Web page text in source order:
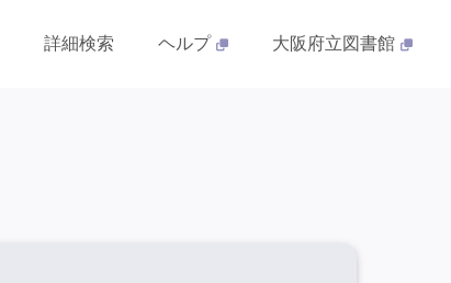
詳細検索 ヘルプ 大阪府立図書館